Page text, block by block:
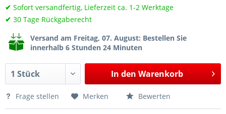
✔ Sofort versandfertig, Lieferzeit ca. 1-2 Werktage
✔ 30 Tage Rückgaberecht
Versand am Freitag, 07. August: Bestellen Sie
innerhalb 6 Stunden 24 Minuten
In den Warenkorb
Frage stellen Merken Bewerten